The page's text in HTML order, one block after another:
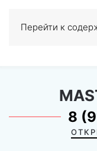
Перейти к
0
8